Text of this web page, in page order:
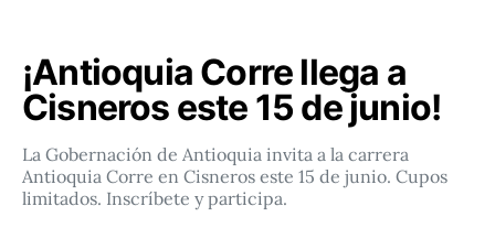
¡Antioquia Corre llega a
Cisneros este 15 de junio!
La Gobernación de Antioquia invita a la carrera
Antioquia Corre en Cisneros este 15 de junio. Cupos
limitados. Inscríbete y participa.